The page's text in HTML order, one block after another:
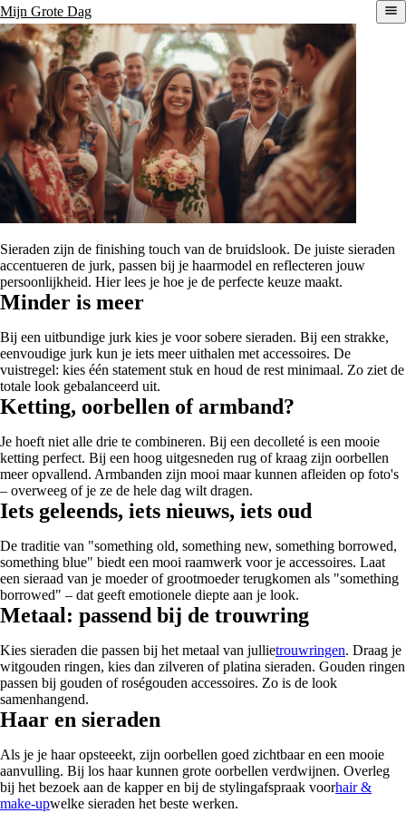
Mijn Grote Dag
Sieraden zijn de finishing touch van de bruidslook. De juiste sieraden
accentueren de jurk, passen bij je haarmodel en reflecteren jouw
persoonlijkheid. Hier lees je hoe je de perfecte keuze maakt.
Minder is meer
Bij een uitbundige jurk kies je voor sobere sieraden. Bij een strakke,
eenvoudige jurk kun je iets meer uithalen met accessoires. De
vuistregel: kies één statement stuk en houd de rest minimaal. Zo ziet de
totale look gebalanceerd uit.
Ketting, oorbellen of armband?
Je hoeft niet alle drie te combineren. Bij een decolleté is een mooie
ketting perfect. Bij een hoog uitgesneden rug of kraag zijn oorbellen
meer opvallend. Armbanden zijn mooi maar kunnen afleiden op foto's
– overweeg of je ze de hele dag wilt dragen.
Iets geleends, iets nieuws, iets oud
De traditie van "something old, something new, something borrowed,
something blue" biedt een mooi raamwerk voor je accessoires. Laat
een sieraad van je moeder of grootmoeder terugkomen als "something
borrowed" – dat geeft emotionele diepte aan je look.
Metaal: passend bij de trouwring
Kies sieraden die passen bij het metaal van jullietrouwringen. Draag je
witgouden ringen, kies dan zilveren of platina sieraden. Gouden ringen
passen bij gouden of roségouden accessoires. Zo is de look
samenhangend.
Haar en sieraden
Als je je haar opsteeekt, zijn oorbellen goed zichtbaar en een mooie
aanvulling. Bij los haar kunnen grote oorbellen verdwijnen. Overleg
bij het bezoek aan de kapper en bij de stylingafspraak voorhair &
make-upwelke sieraden het beste werken.